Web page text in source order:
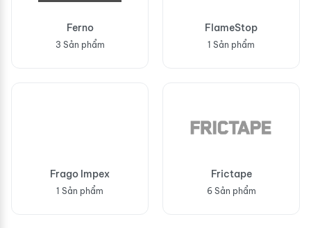
Ferno
3 Sản phẩm
FlameStop
1 Sản phẩm
Frago Impex
1 Sản phẩm
Frictape
6 Sản phẩm